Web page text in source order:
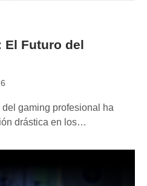
El Futuro del
gaming profesional ha
drástica en los…